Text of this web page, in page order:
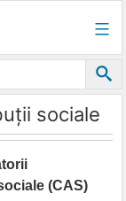
sociale
(CAS)